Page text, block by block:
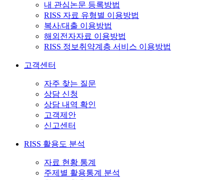
내 관심논문 등록방법
RISS 자료 유형별 이용방법
복사/대출 이용방법
해외전자자료 이용방법
RISS 정보취약계층 서비스 이용방법
고객센터
자주 찾는 질문
상담 신청
상담 내역 확인
고객제안
신고센터
RISS 활용도 분석
자료 현황 통계
주제별 활용통계 분석